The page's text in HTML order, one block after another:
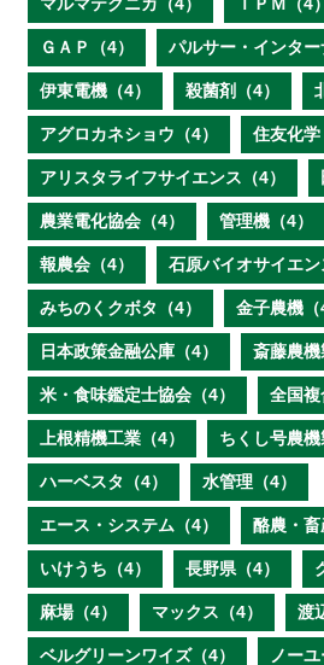
マルマテクニカ（4） ＩＰＭ（4）
ＧＡＰ（4） パルサー・インター
伊東電機（4） 殺菌剤（4）
アグロカネショウ（4） 住友化学
アリスタライフサイエンス（4）
農業電化協会（4） 管理機（4）
報農会（4） 石原バイオサイエン
みちのくクボタ（4） 金子農機（
日本政策金融公庫（4） 斎藤農機
米・食味鑑定士協会（4） 全国複
上根精機工業（4） ちくし号農機
ハーベスタ（4） 水管理（4）
エース・システム（4） 酪農・畜
いけうち（4） 長野県（4）
麻場（4） マックス（4） 渡
ベルグリーンワイズ（4） ノーユ